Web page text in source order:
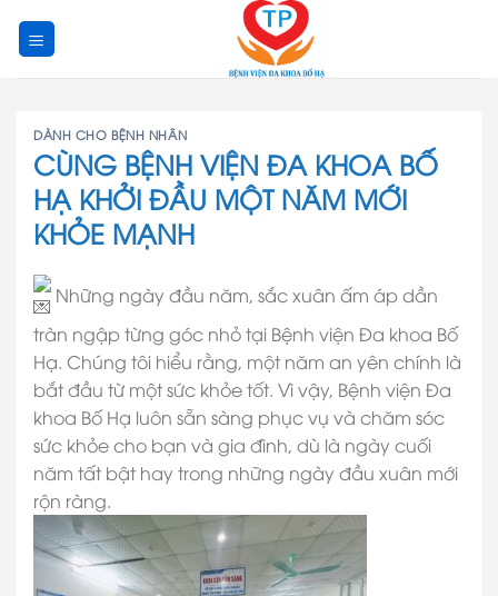
DÀNH CHO BỆNH NHÂN
CÙNG BỆNH VIỆN ĐA KHOA BỐ
HẠ KHỞI ĐẦU MỘT NĂM MỚI
KHỎE MẠNH
Những ngày đầu năm, sắc xuân ấm áp dần
tràn ngập từng góc nhỏ tại Bệnh viện Đa khoa Bố
Hạ. Chúng tôi hiểu rằng, một năm an yên chính là
bắt đầu từ một sức khỏe tốt. Vì vậy, Bệnh viện Đa
khoa Bố Hạ luôn sẵn sàng phục vụ và chăm sóc
sức khỏe cho bạn và gia đình, dù là ngày cuối
năm tất bật hay trong những ngày đầu xuân mới
rộn ràng.